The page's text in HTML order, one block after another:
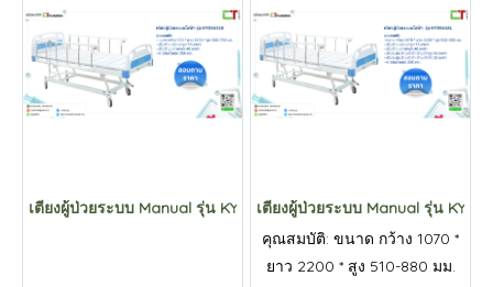
เตียงผู้ป่วยระบบ Manual รุ่น KYD3611Kเตียงผู้ป่วยระบบ Manual รุ่น
คุณสมบัติ: ขนาด กว้าง 1070 *
ยาว 2200 * สูง 510-880 มม.